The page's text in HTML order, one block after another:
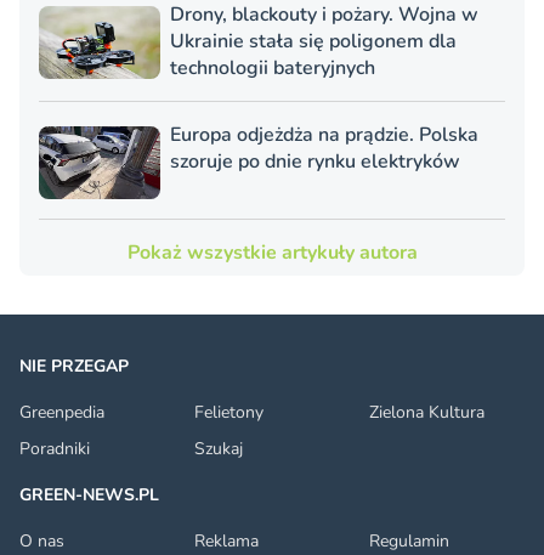
Drony, blackouty i pożary. Wojna w
Ukrainie stała się poligonem dla
technologii bateryjnych
Europa odjeżdża na prądzie. Polska
szoruje po dnie rynku elektryków
Pokaż wszystkie artykuły autora
NIE PRZEGAP
Greenpedia
Felietony
Zielona Kultura
Poradniki
Szukaj
GREEN-NEWS.PL
O nas
Reklama Regulamin